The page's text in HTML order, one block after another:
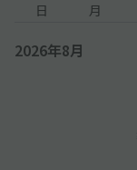
日 月
2026年8月